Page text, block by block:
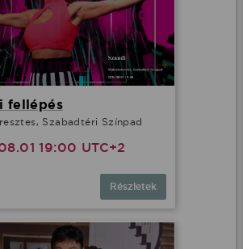
fellépés
Szabadtéri Színpad
19:00 UTC+2
Részletek